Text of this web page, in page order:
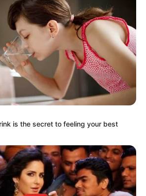
is the secret to feeling your best